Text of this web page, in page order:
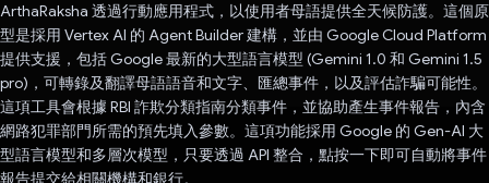
ArthaRaksha 透過行動應用程式，以使用者母語提供全天候防護。這個原
型是採用 Vertex AI 的 Agent Builder 建構，並由 Google Cloud Platform
提供支援，包括 Google 最新的大型語言模型 (Gemini 1.0 和 Gemini 1.5
pro)，可轉錄及翻譯母語語音和文字、匯總事件，以及評估詐騙可能性。
這項工具會根據 RBI 詐欺分類指南分類事件，並協助產生事件報告，內含
網路犯罪部門所需的預先填入參數。這項功能採用 Google 的 Gen-AI 大
型語言模型和多層次模型，只要透過 API 整合，點按一下即可自動將事件
報告提交給相關機構和銀行。